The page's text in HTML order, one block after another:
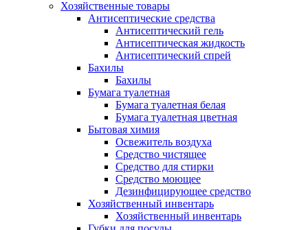
Хозяйственные товары
Антисептические средства
Антисептический гель
Антисептическая жидкость
Антисептический спрей
Бахилы
Бахилы
Бумага туалетная
Бумага туалетная белая
Бумага туалетная цветная
Бытовая химия
Освежитель воздуха
Средство чистящее
Средство для стирки
Средство моющее
Дезинфицирующее средство
Хозяйственный инвентарь
Хозяйственный инвентарь